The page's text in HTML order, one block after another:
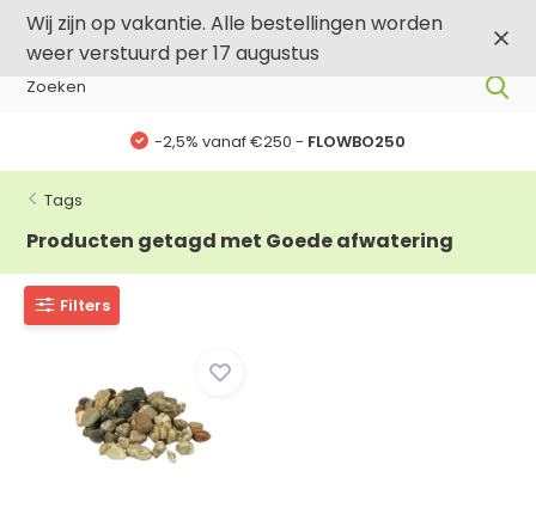
Wij zijn op vakantie. Alle bestellingen worden
weer verstuurd per 17 augustus
-2,5% vanaf €250 - FLOWBO250
Tags
Producten getagd met Goede afwatering
Filters